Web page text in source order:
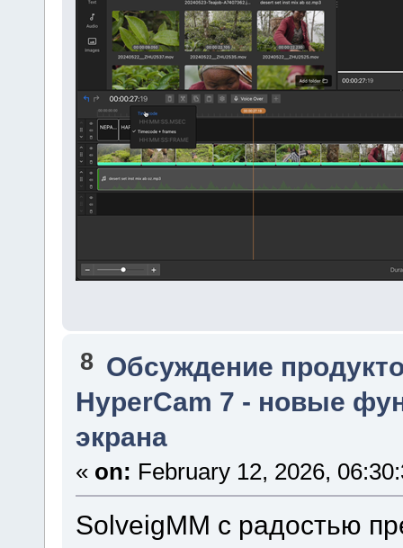
8 Обсуждение
HyperCam 7 - новые
экрана
« on: February 12, 2026,
SolveigMM с радостью